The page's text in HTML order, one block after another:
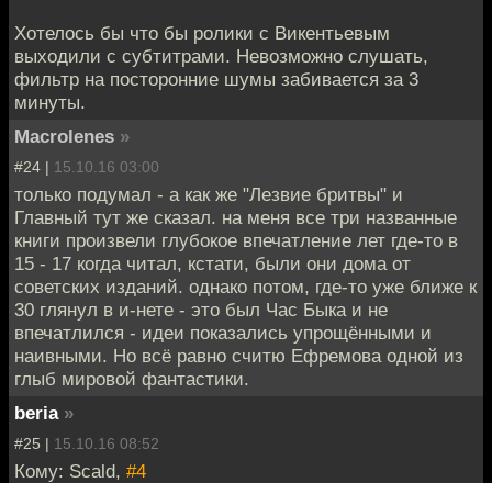
Хотелось бы что бы ролики с Викентьевым
выходили с субтитрами. Невозможно слушать,
фильтр на посторонние шумы забивается за 3
минуты.
Macrolenes »
#24 | 15.10.16 03:00
только подумал - а как же "Лезвие бритвы" и
Главный тут же сказал. на меня все три названные
книги произвели глубокое впечатление лет где-то в
15 - 17 когда читал, кстати, были они дома от
советских изданий. однако потом, где-то уже ближе к
30 глянул в и-нете - это был Час Быка и не
впечатлился - идеи показались упрощёнными и
наивными. Но всё равно считю Ефремова одной из
глыб мировой фантастики.
beria »
#25 | 15.10.16 08:52
Кому: Scald, #4